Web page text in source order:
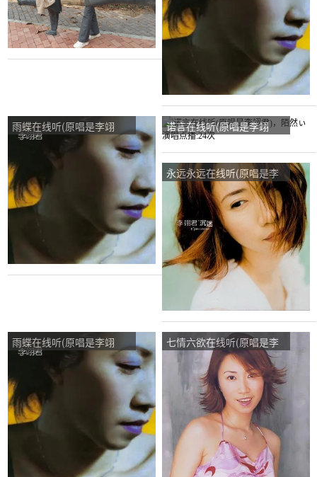
雨蝶在线听(原唱是李翊
君)，心雨演唱点播:57次
诺言在线听(原唱是李翊
君)，陌然ぃ演唱点播:24次
永远永远在线听(原唱是李
翊君)，懂得珍惜演唱点
播:72次
雨蝶在线听(原唱是李翊
君)，追龙一帆风顺演唱点
播:21次
七情六欲在线听(原唱是李
翊君)，梅佳人演唱点播:92